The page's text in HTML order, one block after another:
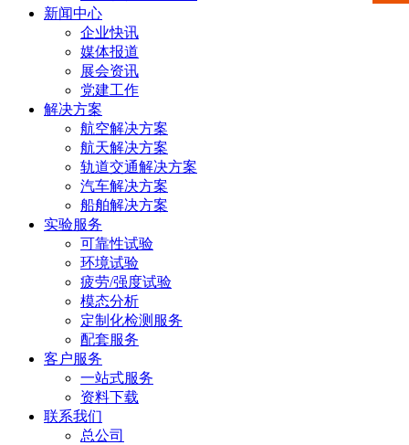
新闻中心
企业快讯
媒体报道
展会资讯
党建工作
解决方案
航空解决方案
航天解决方案
轨道交通解决方案
汽车解决方案
船舶解决方案
实验服务
可靠性试验
环境试验
疲劳/强度试验
模态分析
定制化检测服务
配套服务
客户服务
一站式服务
资料下载
联系我们
总公司